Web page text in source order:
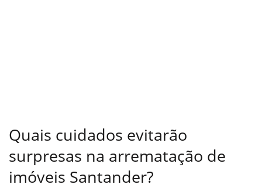
Quais cuidados evitarão
surpresas na arrematação de
imóveis Santander?